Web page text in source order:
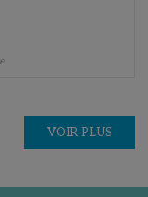
VOIR PLUS